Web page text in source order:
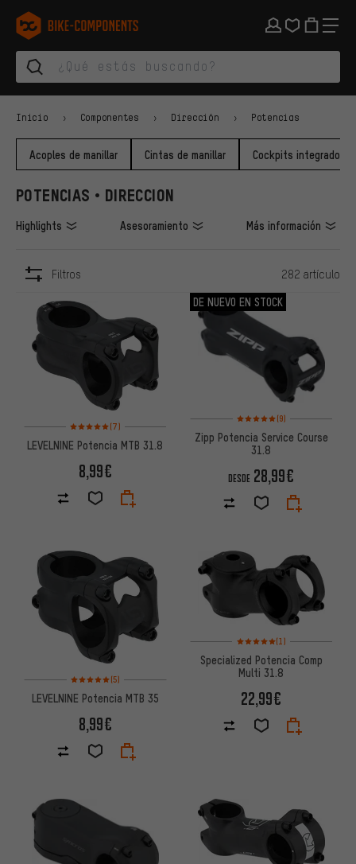
Saltar a la navegación principal
Saltar a la navegación de categorías
Saltar al contenido
Saltar a marcas y al boletín
Saltar al pie de página
bike-components.de Página de inicio
Inicio Componentes Dirección Potencias
Acoples de manillar Cintas de manillar Cockpits integrados
POTENCIAS • DIRECCION
Highlights Asesoramiento Más información
Filtros 282 artículo
ARTÍCULOS
Valoración media: 5 de 5 basada en 7 reseñas
(7)
LEVELNINE Potencia MTB 31.8
8,99€
DE NUEVO EN STOCK
Valoración media: 5 de 5
(9)
Zipp Potencia Service Course
31.8
DESDE 28,99€
Valoración media: 5 de 5 basada en 5 reseñas
(5)
LEVELNINE Potencia MTB 35
8,99€
Valoración media: 5 de 5
(1)
Specialized Potencia Comp
Multi 31.8
22,99€